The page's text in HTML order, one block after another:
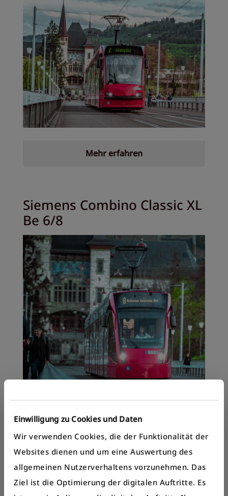
Einwilligung zu Cookies und Daten
Wir verwenden Cookies, die der Funktionalität der
Websites dienen und um eine Auswertung des
allgemeinen Nutzerverhaltens vorzunehmen. Das
Ziel ist die Optimierung der digitalen Auftritte. Es
Mehr erfahren
Siemens Combino Classic XL
Be 6/8
Mehr erfahren
Ausgemusterte Fahrzeuge